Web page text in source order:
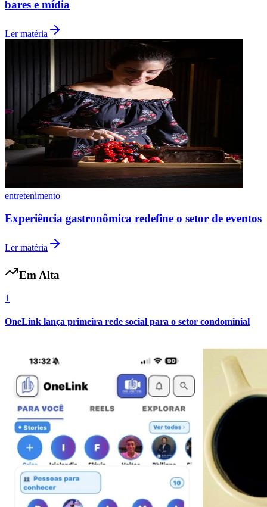
Grêmio
bares e mídia
Ler matéria
entretenimento
Experiência gastronômica redefine o setor de eventos
Ler matéria
Em Alta
1
OneLink lança primeira rede social para o setor condominial